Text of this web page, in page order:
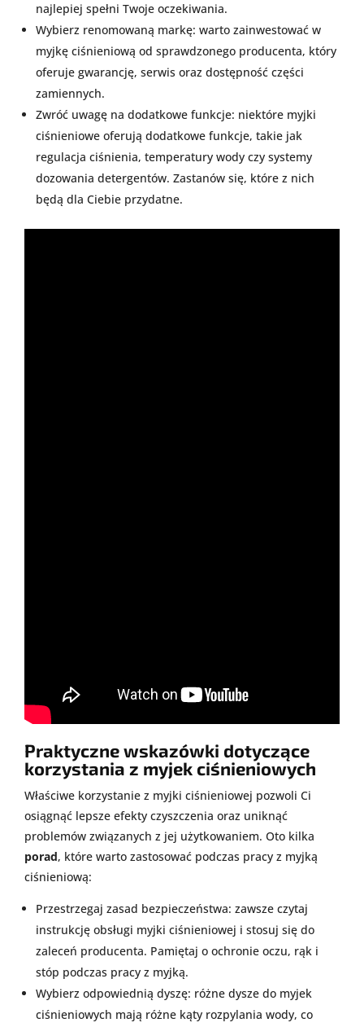
najlepiej spełni Twoje oczekiwania.
Wybierz renomowaną markę: warto zainwestować w
myjkę ciśnieniową od sprawdzonego producenta, który
oferuje gwarancję, serwis oraz dostępność części
zamiennych.
Zwróć uwagę na dodatkowe funkcje: niektóre myjki
ciśnieniowe oferują dodatkowe funkcje, takie jak
regulacja ciśnienia, temperatury wody czy systemy
dozowania detergentów. Zastanów się, które z nich
będą dla Ciebie przydatne.
Praktyczne wskazówki dotyczące
korzystania z myjek ciśnieniowych
Właściwe korzystanie z myjki ciśnieniowej pozwoli Ci
osiągnąć lepsze efekty czyszczenia oraz uniknąć
problemów związanych z jej użytkowaniem. Oto kilka
porad, które warto zastosować podczas pracy z myjką
ciśnieniową:
Przestrzegaj zasad bezpieczeństwa: zawsze czytaj
instrukcję obsługi myjki ciśnieniowej i stosuj się do
zaleceń producenta. Pamiętaj o ochronie oczu, rąk i
stóp podczas pracy z myjką.
Wybierz odpowiednią dyszę: różne dysze do myjek
ciśnieniowych mają różne kąty rozpylania wody, co